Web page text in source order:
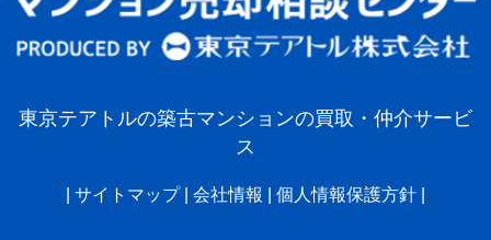
東京テアトルの築古マンションの買取・仲介サービ
ス
サイトマップ 会社情報 個人情報保護方針|